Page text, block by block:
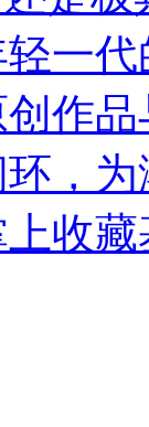
一
作
，
收